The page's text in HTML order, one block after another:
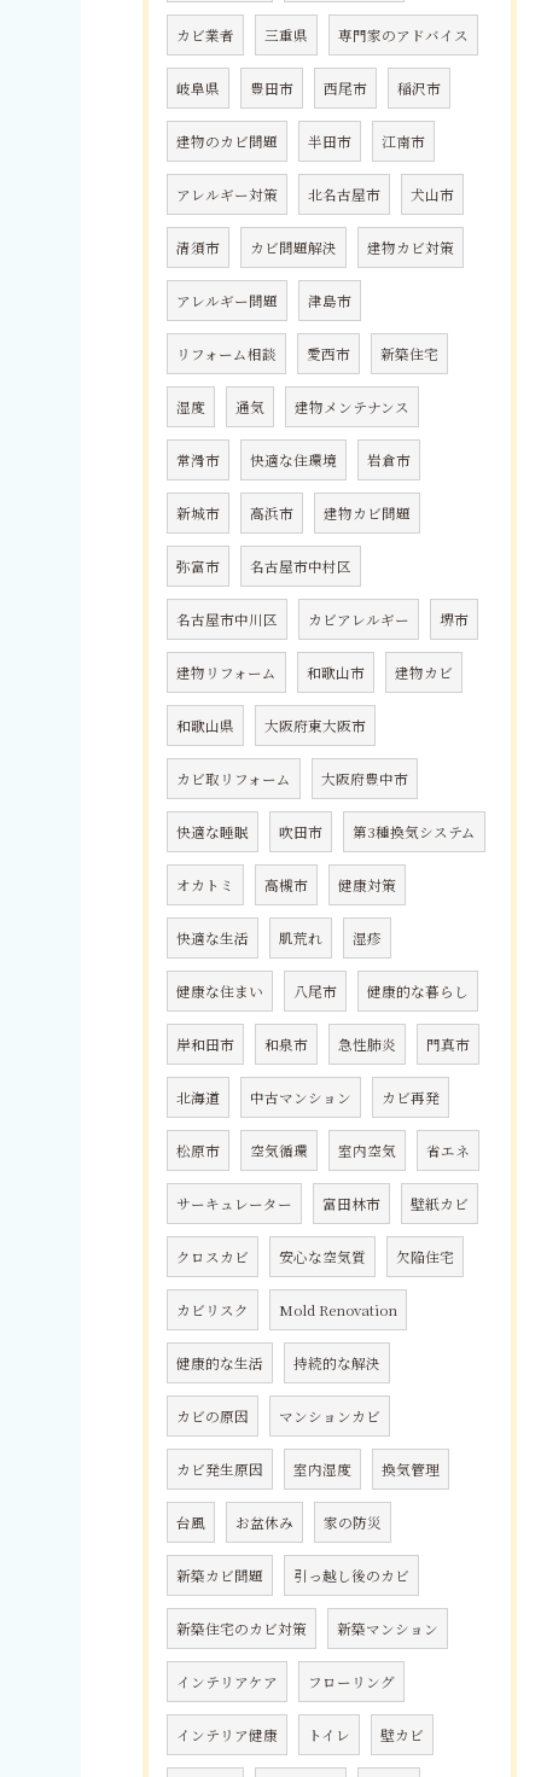
カビ業者 三重県 専門家のアドバイス
岐阜県 豊田市 西尾市 稲沢市
建物のカビ問題 半田市 江南市
アレルギー対策 北名古屋市 犬山市
清須市 カビ問題解決 建物カビ対策
アレルギー問題 津島市
リフォーム相談 愛西市 新築住宅
湿度 通気 建物メンテナンス
常滑市 快適な住環境 岩倉市
新城市 高浜市 建物カビ問題
弥富市 名古屋市中村区
名古屋市中川区 カビアレルギー 堺市
建物リフォーム 和歌山市 建物カビ
和歌山県 大阪府東大阪市
カビ取リフォーム 大阪府豊中市
快適な睡眠 吹田市 第3種換気システム
オカトミ 高槻市 健康対策
快適な生活 肌荒れ 湿疹
健康な住まい 八尾市 健康的な暮らし
岸和田市 和泉市 急性肺炎 門真市
北海道 中古マンション カビ再発
松原市 空気循環 室内空気 省エネ
サーキュレーター 富田林市 壁紙カビ
クロスカビ 安心な空気質 欠陥住宅
カビリスク Mold Renovation
健康的な生活 持続的な解決
カビの原因 マンションカビ
カビ発生原因 室内湿度 換気管理
台風 お盆休み 家の防災
新築カビ問題 引っ越し後のカビ
新築住宅のカビ対策 新築マンション
インテリアケア フローリング
インテリア健康 トイレ 壁カビ